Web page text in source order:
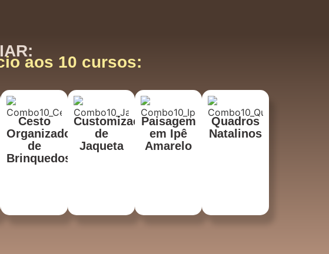
aos 10 cursos:
Cesto
Organizador
de
Brinquedos
Customização
de
Jaqueta
Paisagem
em Ipê
Amarelo
Quadros
Natalinos